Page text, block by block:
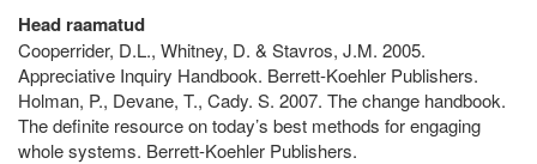
Head raamatud
Cooperrider, D.L., Whitney, D. & Stavros, J.M. 2005.
Appreciative Inquiry Handbook. Berrett-Koehler Publishers.
Holman, P., Devane, T., Cady. S. 2007. The change handbook.
The definite resource on today’s best methods for engaging
whole systems. Berrett-Koehler Publishers.